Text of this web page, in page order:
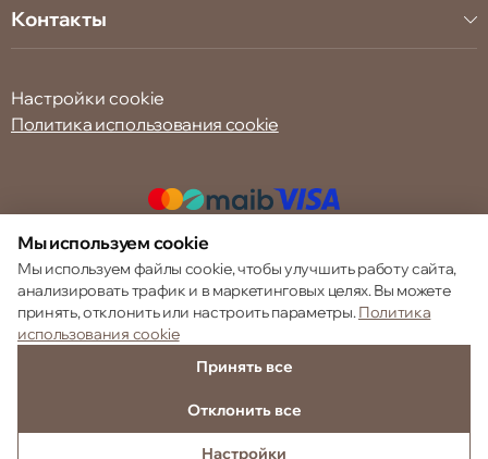
Контакты
Настройки cookie
Политика использования cookie
© 2013 – 2026 ECOM
Мы используем cookie
Мы используем файлы cookie, чтобы улучшить работу сайта,
анализировать трафик и в маркетинговых целях. Вы можете
принять, отклонить или настроить параметры.Политика
использования cookie
Принять все
Отклонить все
Настройки